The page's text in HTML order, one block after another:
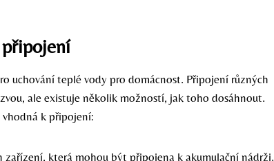
uchování teplé vody pro domácnost. Připojení různých
ale existuje několik možností, jak toho dosáhnout.
k připojení:
která mohou být připojena k akumulační nádrži.